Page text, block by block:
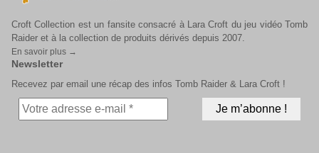
Croft Collection est un fansite consacré à Lara Croft du jeu vidéo Tomb
Raider et à la collection de produits dérivés depuis 2007.
En savoir plus →
Newsletter
Recevez par email une récap des infos Tomb Raider & Lara Croft !